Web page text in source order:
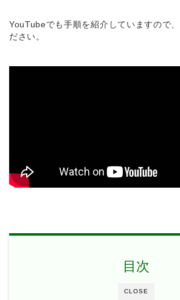
YouTubeでも手順を紹介していますので、
ださい。
CLOSE
目次